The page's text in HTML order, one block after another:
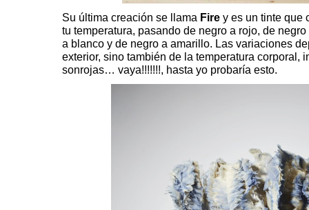
Su última creación se llama Fire y es un tinte que
tu temperatura, pasando de negro a rojo, de
a blanco y de negro a amarillo. Las variaciones
exterior, sino también de la temperatura corporal,
sonrojas… vaya!!!!!!!, hasta yo probaría esto.